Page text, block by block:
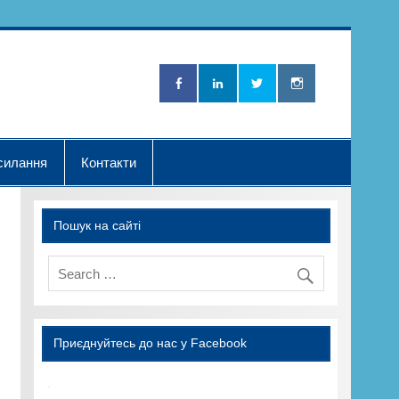
Хвилька"
Контакти
Пошук на сайті
Приєднуйтесь до нас у Facebook